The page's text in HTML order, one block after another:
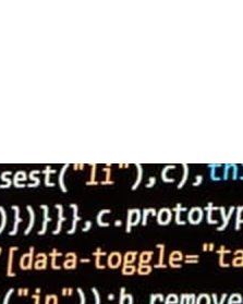
夠坐擁這口油井。許多人只